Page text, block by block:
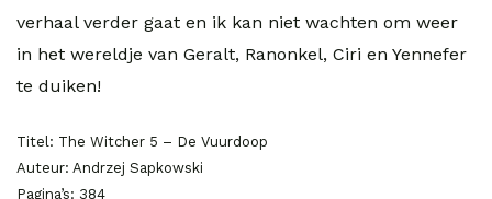
verhaal verder gaat en ik kan niet wachten om weer
in het wereldje van Geralt, Ranonkel, Ciri en Yennefer
te duiken!
Titel: The Witcher 5 – De Vuurdoop
Auteur: Andrzej Sapkowski
Pagina’s: 384